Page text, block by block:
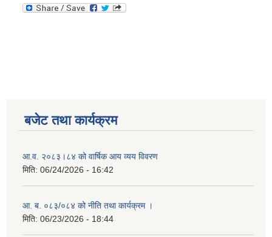
बजेट तथा कार्यक्रम
आ.व. २०८३।८४ को वार्षिक आय व्यय विवरण
मिति: 06/24/2026 - 16:42
आ. ब. ०८३/०८४ को नीति तथा कार्यक्रम ।
मिति: 06/23/2026 - 18:44